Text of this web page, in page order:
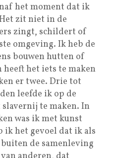
het moment dat ik
zit niet in de
zingt, schildert of
omgeving. Ik heb de
bouwen hutten of
het iets te maken
er twee. Drie tot
leefde ik op de
te maken. In
was ik met kunst
ik het gevoel dat ik als
de samenleving